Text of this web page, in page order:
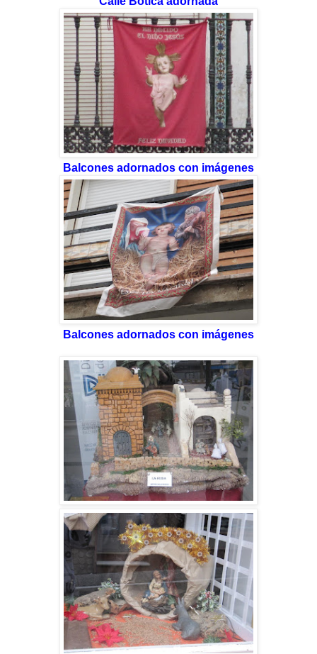
Balcones adornados con imágenes
Balcones adornados con imágenes